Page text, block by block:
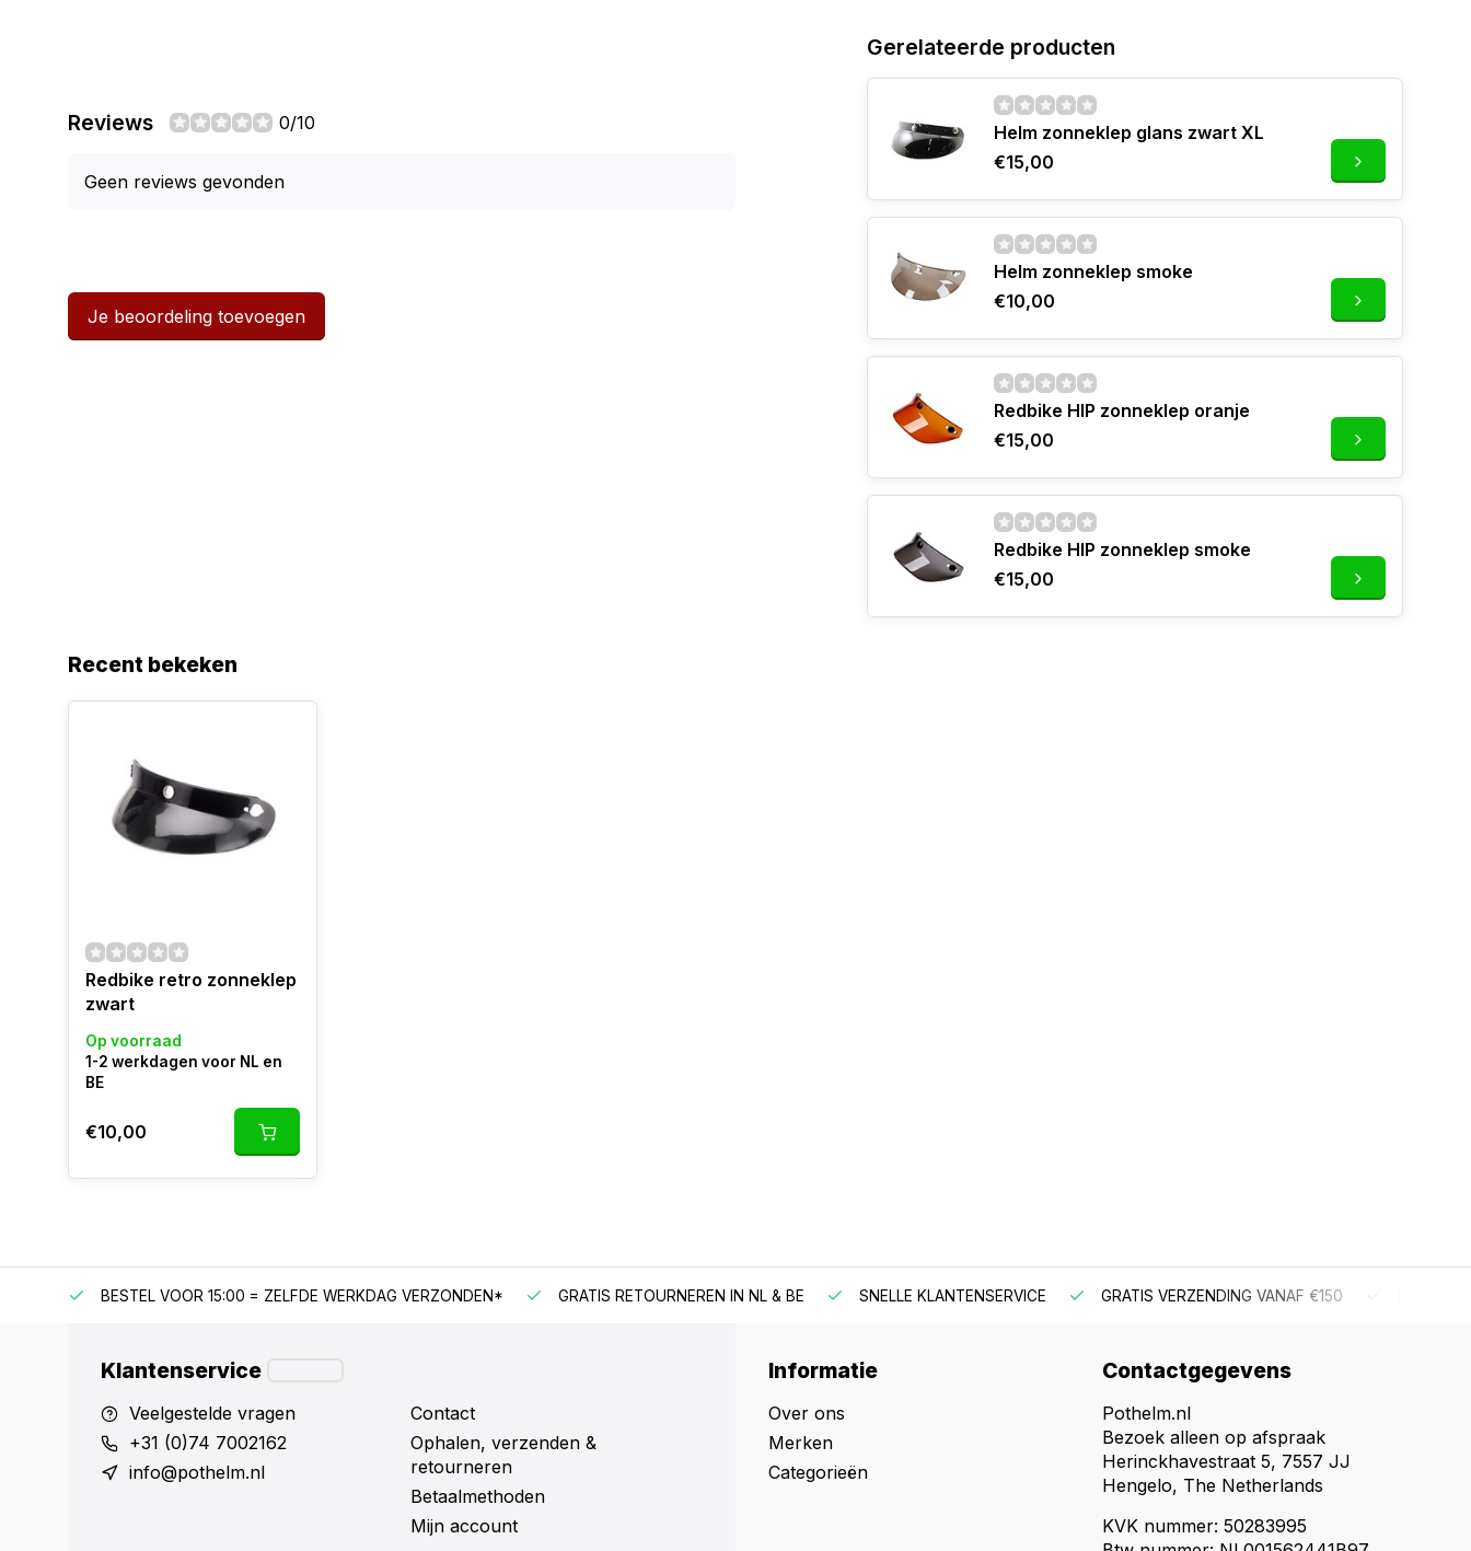
Reviews 0/10
Geen reviews gevonden
Je beoordeling toevoegen
Gerelateerde producten
Helm zonneklep glans zwart XL
€15,00
Helm zonneklep smoke
€10,00
Redbike HIP zonneklep oranje
€15,00
Redbike HIP zonneklep smoke
€15,00
Recent bekeken
Redbike retro zonneklep
zwart
Op voorraad
1-2 werkdagen voor NL en
BE
€10,00
BESTEL VOOR 15:00 = ZELFDE WERKDAG VERZONDEN* GRATIS RETOURNEREN IN NL & BE SNELLE KLANTENSERVICE GRATIS VERZENDING VANAF €150
Klantenservice
Veelgestelde vragen
+31 (0)74 7002162
info@pothelm.nl
Contact
Ophalen, verzenden &
retourneren
Betaalmethoden
Mijn account
Informatie
Over ons
Merken
Categorieën
Contactgegevens
Pothelm.nl
Bezoek alleen op afspraak
Herinckhavestraat 5, 7557 JJ
Hengelo, The Netherlands
KVK nummer: 50283995